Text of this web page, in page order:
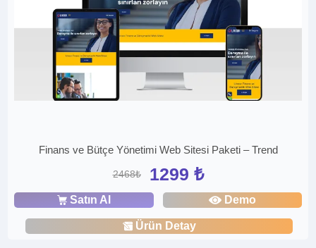
Finans ve Bütçe Yönetimi Web Sitesi Paketi – Trend
2468₺ 1299 ₺
Satın Al Demo
Ürün Detay